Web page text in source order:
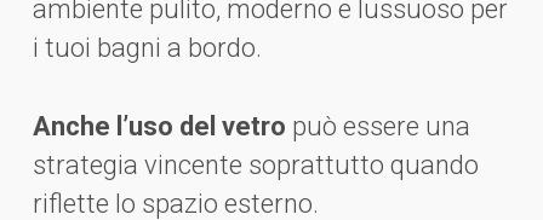
ambiente pulito, moderno e lussuoso per
i tuoi bagni a bordo.
Anche l’uso del vetro può essere una
strategia vincente soprattutto quando
riflette lo spazio esterno.